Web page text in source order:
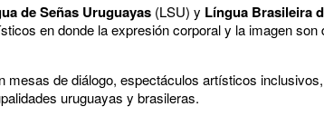
de Señas Uruguayas (LSU) y Língua Brasileira
en donde la expresión corporal y la imagen
mesas de diálogo, espectáculos artísticos
uruguayas y brasileras.